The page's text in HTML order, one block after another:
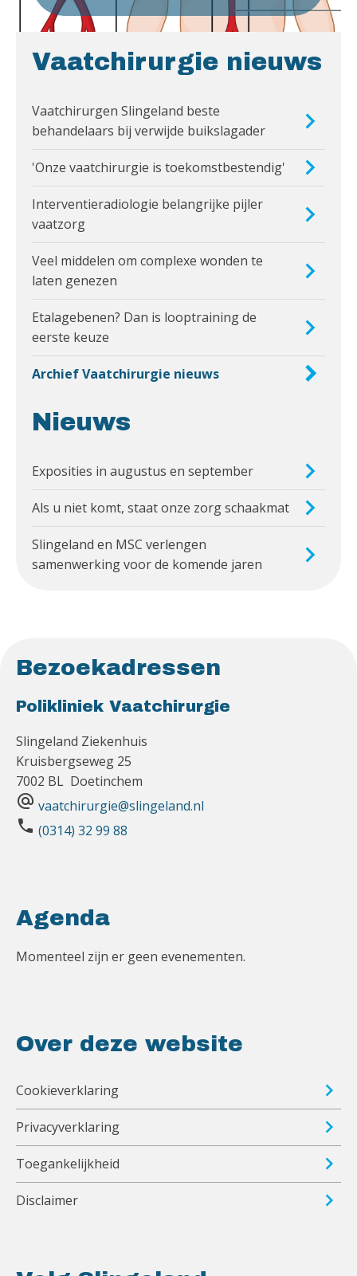
Vaatchirurgie nieuws
Vaatchirurgen Slingeland beste
behandelaars bij verwijde buikslagader
'Onze vaatchirurgie is toekomstbestendig'
Interventieradiologie belangrijke pijler
vaatzorg
Veel middelen om complexe wonden te
laten genezen
Etalagebenen? Dan is looptraining de
eerste keuze
Archief Vaatchirurgie nieuws
Nieuws
Exposities in augustus en september
Als u niet komt, staat onze zorg schaakmat
Slingeland en MSC verlengen
samenwerking voor de komende jaren
Bezoekadressen
Polikliniek Vaatchirurgie
Slingeland Ziekenhuis
Kruisbergseweg 25
7002 BL Doetinchem
alternate_email vaatchirurgie@slingeland.nl
phone (0314) 32 99 88
Agenda
Momenteel zijn er geen evenementen.
Over deze website
Cookieverklaring
Privacyverklaring
Toegankelijkheid
Disclaimer